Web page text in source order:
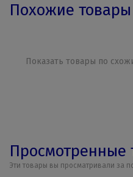
Похожие товары
Показать товары по
Просмотренные
Эти товары вы просматривали за